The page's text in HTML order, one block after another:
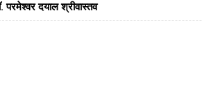
परमेश्वर दयाल श्रीवास्तव